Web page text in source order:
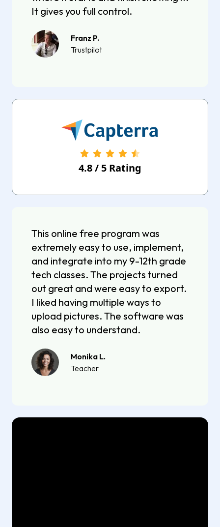
It gives you full control.
Franz P.
Trustpilot
4.8/ 5 Rating
This online free program was
extremely easy to use, implement,
and integrate into my 9-12th grade
tech classes. The projects turned
out great and were easy to export.
I liked having multiple ways to
upload pictures. The software was
also easy to understand.
Monika L.
Teacher